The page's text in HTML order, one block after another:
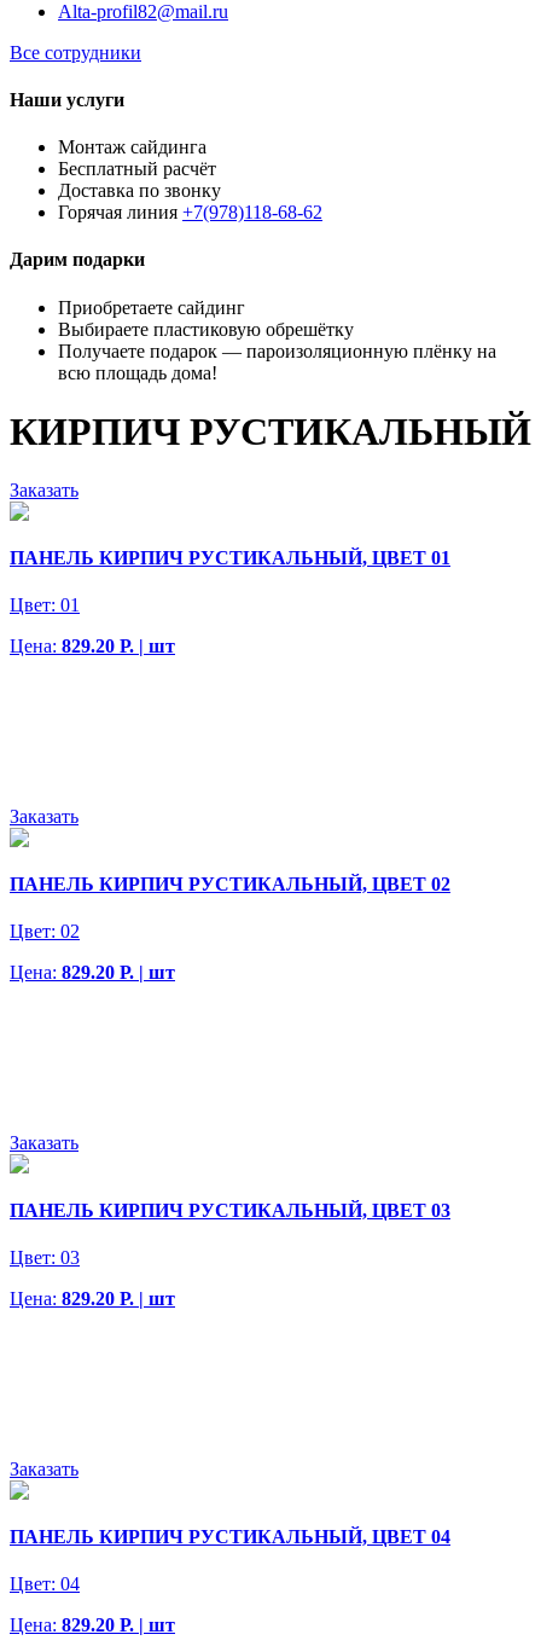
Alta-profil82@mail.ru
Все сотрудники
Наши услуги
Монтаж сайдинга
Бесплатный расчёт
Доставка по звонку
Горячая линия +7(978)118-68-62
Дарим подарки
Приобретаете сайдинг
Выбираете пластиковую обрешётку
Получаете подарок — пароизоляционную плёнку на
всю площадь дома!
КИРПИЧ РУСТИКАЛЬНЫЙ
Заказать
ПАНЕЛЬ КИРПИЧ РУСТИКАЛЬНЫЙ, ЦВЕТ 01
Цвет: 01
Цена: 829.20 Р. | шт
Заказать
ПАНЕЛЬ КИРПИЧ РУСТИКАЛЬНЫЙ, ЦВЕТ 02
Цвет: 02
Цена: 829.20 Р. | шт
Заказать
ПАНЕЛЬ КИРПИЧ РУСТИКАЛЬНЫЙ, ЦВЕТ 03
Цвет: 03
Цена: 829.20 Р. | шт
Заказать
ПАНЕЛЬ КИРПИЧ РУСТИКАЛЬНЫЙ, ЦВЕТ 04
Цвет: 04
Цена: 829.20 Р. | шт